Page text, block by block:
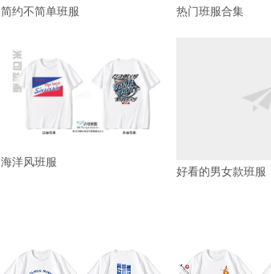
简约不简单班服 热门班服合集
海洋风班服
好看的男女款班服